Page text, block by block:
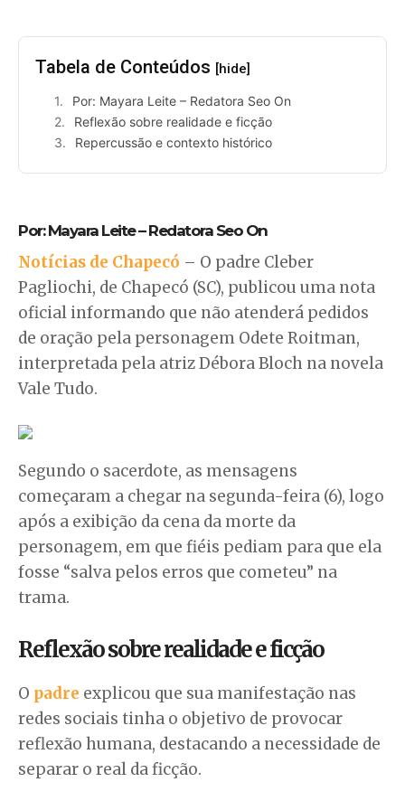
Tabela de Conteúdos [hide]
Por: Mayara Leite – Redatora Seo On
Reflexão sobre realidade e ficção
Repercussão e contexto histórico
Por: Mayara Leite – Redatora Seo On
Notícias de Chapecó – O padre Cleber
Pagliochi, de Chapecó (SC), publicou uma nota
oficial informando que não atenderá pedidos
de oração pela personagem Odete Roitman,
interpretada pela atriz Débora Bloch na novela
Vale Tudo.
Segundo o sacerdote, as mensagens
começaram a chegar na segunda-feira (6), logo
após a exibição da cena da morte da
personagem, em que fiéis pediam para que ela
fosse “salva pelos erros que cometeu” na
trama.
Reflexão sobre realidade e ficção
O padre explicou que sua manifestação nas
redes sociais tinha o objetivo de provocar
reflexão humana, destacando a necessidade de
separar o real da ficção.